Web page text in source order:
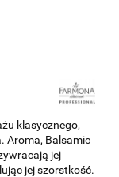
klasycznego,
Aroma, Balsamic
jej
jej szorstkość.